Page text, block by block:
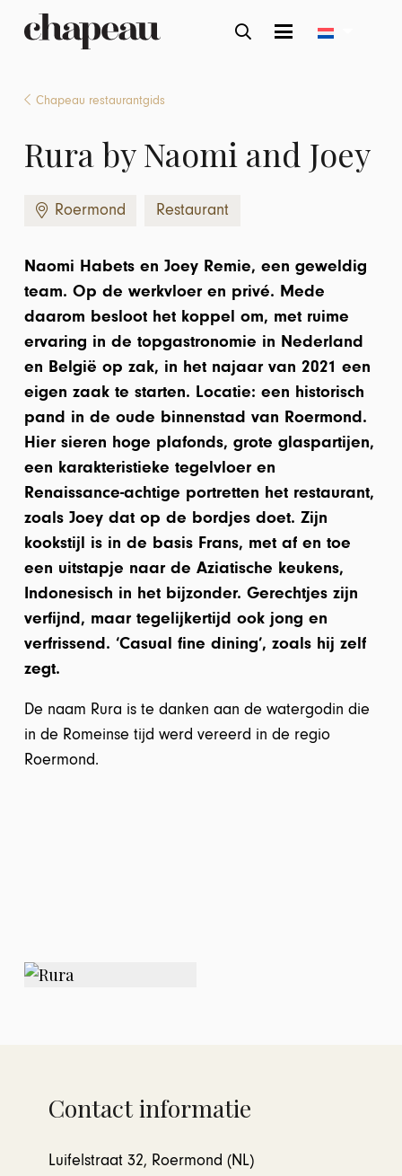
Chapeau restaurantgids
Rura by Naomi and Joey
Roermond Restaurant
Naomi Habets en Joey Remie, een geweldig
team. Op de werkvloer en privé. Mede
daarom besloot het koppel om, met ruime
ervaring in de topgastronomie in Nederland
en België op zak, in het najaar van 2021 een
eigen zaak te starten. Locatie: een historisch
pand in de oude binnenstad van Roermond.
Hier sieren hoge plafonds, grote glaspartijen,
een karakteristieke tegelvloer en
Renaissance-achtige portretten het restaurant,
zoals Joey dat op de bordjes doet. Zijn
kookstijl is in de basis Frans, met af en toe
een uitstapje naar de Aziatische keukens,
Indonesisch in het bijzonder. Gerechtjes zijn
verfijnd, maar tegelijkertijd ook jong en
verfrissend. ‘Casual fine dining’, zoals hij zelf
zegt.
De naam Rura is te danken aan de watergodin die
in de Romeinse tijd werd vereerd in de regio
Roermond.
Contact informatie
Luifelstraat 32, Roermond (NL)